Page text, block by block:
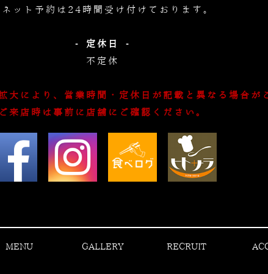
ネット予約は24時間受け付けております。
- 定休日 -
不定休
大により、営業時間・定休日が記載と異なる場合が
ご来店時は事前に店舗にご確認ください。
MENU GALLERY RECRUIT